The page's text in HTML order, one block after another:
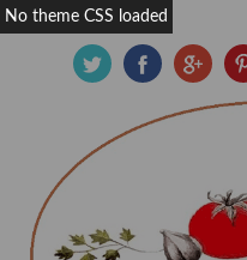
No theme CSS loaded